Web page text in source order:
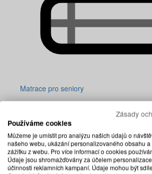
Matrace pro seniory
Zásady
Používáme cookies
Můžeme je umístit pro analýzu našich údajů o
našeho webu, ukázání personalizovaného obsahu
zážitku z webu. Pro více informací o cookies
Údaje jsou shromažďovány za účelem
účinnosti reklamních kampaní. Údaje mohou být